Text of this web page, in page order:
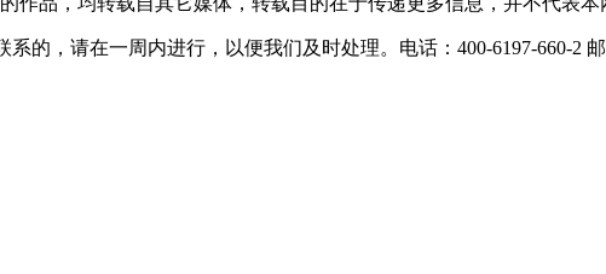
的，请在一周内进行，以便我们及时处理。电话：400-6197-660-2 邮